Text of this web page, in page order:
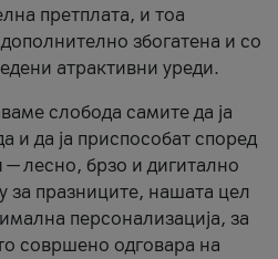
претплата, и тоа
збогатена и со
атрактивни уреди.
слобода самите да ја
и да ја приспособат според
лесно, брзо и дигитално
за празниците, нашата цел
персонализација, за
совршено одговара на